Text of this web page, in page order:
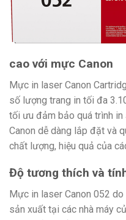
cao với mực Canon
Mực in laser Canon
số lượng trang in tối đa
tối ưu đảm bảo quá trình
Canon dễ dàng lắp đặt và
chất lượng, hiệu quả của
Độ tương thích và
Mực in laser Canon 052
sản xuất tại các nhà máy